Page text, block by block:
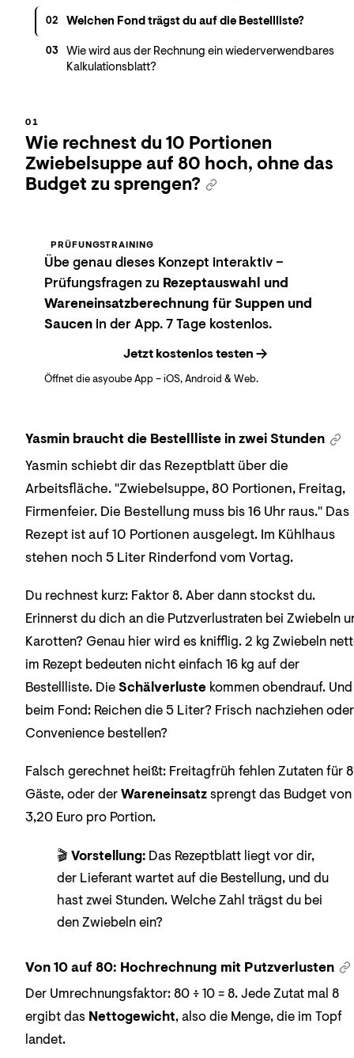
02 Welchen Fond trägst du auf die Bestellliste?
03
Wie wird aus der Rechnung ein wiederverwendbares
Kalkulationsblatt?
Wie rechnest du 10 Portionen
Zwiebelsuppe auf 80 hoch, ohne das
Budget zu sprengen?
PRÜFUNGSTRAINING
Übe genau dieses Konzept interaktiv –
Prüfungsfragen zu Rezeptauswahl und
Wareneinsatzberechnung für Suppen und
Saucenin der App. 7 Tage kostenlos.
Jetzt kostenlos testen
Öffnet die asyoube App – iOS, Android & Web.
Yasmin braucht die Bestellliste in zwei Stunden
Yasmin schiebt dir das Rezeptblatt über die
Arbeitsfläche. "Zwiebelsuppe, 80 Portionen, Freitag,
Firmenfeier. Die Bestellung muss bis 16 Uhr raus." Das
Rezept ist auf 10 Portionen ausgelegt. Im Kühlhaus
stehen noch 5 Liter Rinderfond vom Vortag.
Du rechnest kurz: Faktor 8. Aber dann stockst du.
Erinnerst du dich an die Putzverlustraten bei Zwiebeln
Karotten? Genau hier wird es knifflig. 2 kg Zwiebeln
im Rezept bedeuten nicht einfach 16 kg auf der
Bestellliste. DieSchälverluste kommen obendrauf. Und
beim Fond: Reichen die 5 Liter? Frisch nachziehen oder
Convenience bestellen?
Falsch gerechnet heißt: Freitagfrüh fehlen Zutaten für
Gäste, oder derWareneinsatzsprengt das Budget von
3,20 Euro pro Portion.
🎬 Vorstellung: Das Rezeptblatt liegt vor dir,
der Lieferant wartet auf die Bestellung, und du
hast zwei Stunden. Welche Zahl trägst du bei
den Zwiebeln ein?
Von 10 auf 80: Hochrechnung mit Putzverlusten
Der Umrechnungsfaktor: 80 ÷ 10 = 8. Jede Zutat mal 8
ergibt das Nettogewicht, also die Menge, die im Topf
landet.